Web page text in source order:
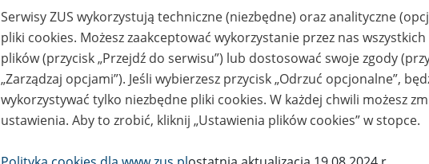
9
December
2021
Usunięcie z PUE ZUS wniosków roboczych
9
December
2021
Ograniczenie w dostępie do portalu PUE
3 December
Możliwe ograniczenie w przesyłaniu Z-3,
Serwisy ZUS wykorzystują techniczne (niezbędne) oraz analityczne
pliki cookies. Możesz zaakceptować wykorzystanie przez nas
plików (przycisk „Przejdź do serwisu”) lub dostosować swoje zgody
„Zarządzaj opcjami”). Jeśli wybierzesz przycisk „Odrzuć opcjonalne”,
wykorzystywać tylko niezbędne pliki cookies. W każdej chwili możesz
ustawienia. Aby to zrobić, kliknij „Ustawienia plików cookies” w stopce.